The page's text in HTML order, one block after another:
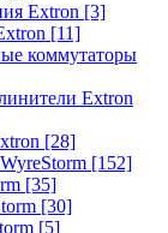
Extron [3]
[11]
коммутаторы
Extron
[28]
[152]
[35]
[30]
[5]